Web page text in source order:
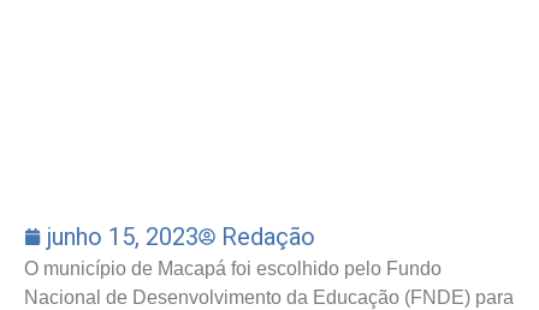
junho 15, 2023 Redação
O município de Macapá foi escolhido pelo Fundo
Nacional de Desenvolvimento da Educação (FNDE) para